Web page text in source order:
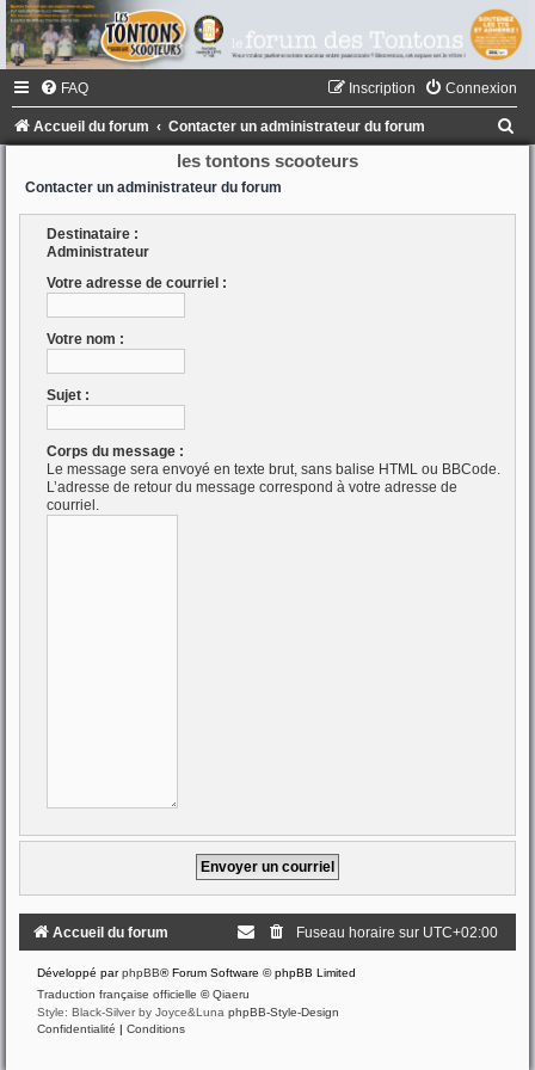
FAQ Connexion
Inscription
Accueil du forum Contacter un administrateur du forum
les tontons scooteurs
Contacter un administrateur du forum
Destinataire :
Administrateur
Votre adresse de courriel :
Votre nom :
Sujet :
Corps du message :
Le message sera envoyé en texte brut, sans balise HTML ou BBCode.
L’adresse de retour du message correspond à votre adresse de
courriel.
Accueil du forum Fuseau horaire sur UTC+02:00
Développé parphpBB® Forum Software © phpBB Limited
Traduction française officielle ©Qiaeru
Style: Black-Silver by Joyce&Luna phpBB-Style-Design
Confidentialité
Conditions